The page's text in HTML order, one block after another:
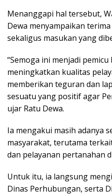
Menanggapi hal tersebut,
Dewa menyampaikan
sekaligus masukan yang
“Semoga ini menjadi
meningkatkan kualitas
memberikan teguran dan
sesuatu yang positif agar
ujar Ratu Dewa.
Ia mengakui masih adanya
masyarakat, terutama
dan pelayanan pertanahan
Untuk itu, ia langsung
Dinas Perhubungan, serta